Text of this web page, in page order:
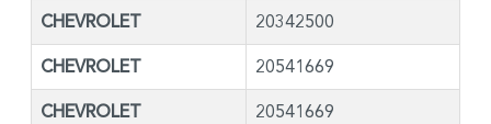
CHEVROLET 20342500
CHEVROLET 20541669
CHEVROLET 20541669